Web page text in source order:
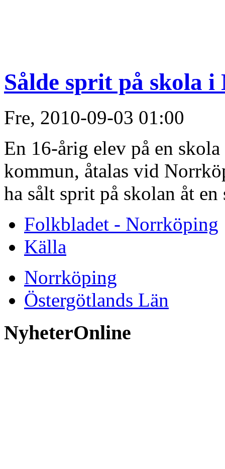
Sålde sprit på skola
Fre, 2010-09-03 01:00
En 16-årig elev på en
kommun, åtalas vid
ha sålt sprit på skolan åt
Folkbladet - Norrköping
Källa
Norrköping
Östergötlands Län
NyheterOnline